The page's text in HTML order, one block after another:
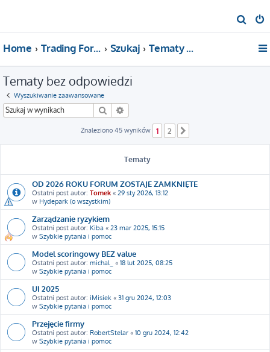
z
Home Trading For a Living Szukaj Tematy bez odpowiedzi
Tematy bez odpowiedzi
Wyszukiwanie zaawansowane
Szukaj
Znaleziono 45 wyników 1 2
Tematy
OD 2026 ROKU FORUM ZOSTAJE ZAMKNIĘTE
Ostatni post autor: Tomek « 29 sty 2026, 13:12
w Hydepark (o wszystkim)
Zarządzanie ryzykiem
Ostatni post autor: Kiba « 23 mar 2025, 15:15
w Szybkie pytania i pomoc
Model scoringowy BEZ value
Ostatni post autor: michal_ « 18 lut 2025, 08:25
w Szybkie pytania i pomoc
UI 2025
Ostatni post autor: iMisiek « 31 gru 2024, 12:03
w Szybkie pytania i pomoc
Przejęcie firmy
Ostatni post autor: RobertStelar « 10 gru 2024, 12:42
w Szybkie pytania i pomoc